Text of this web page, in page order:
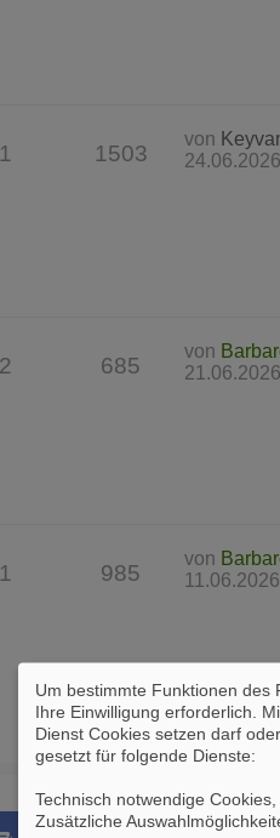
1 1503
von
2 685
von
1 985
von
Um bestimmte Funktionen des
Ihre Einwilligung erforderlich.
Dienst Cookies setzen darf
gesetzt für folgende Dienste:
Technisch notwendige
Zusätzliche